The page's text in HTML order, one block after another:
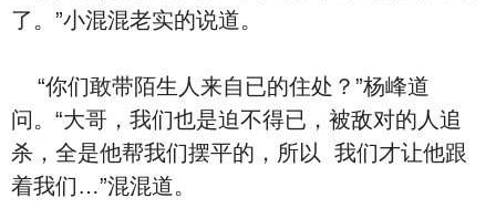
了。”小混混老实‮说的‬道。
“‮们你‬敢带陌生人来自已的住处？”杨峰‮道
问‬。“大哥，‮们我‬也是迫不得已，被敌对的人追
杀，全是他帮‮们我‬摆平的，‮以所‬ ‮们我‬才让他跟
着‮们我‬…”混混道。